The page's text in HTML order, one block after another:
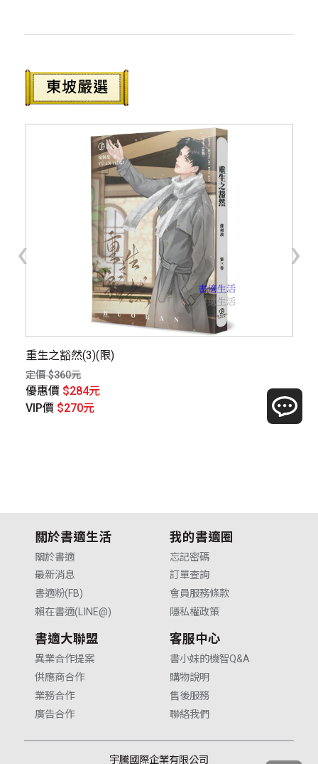
重生之豁然(3)(限)
定價 $360元
優惠價 $284元
VIP價 $270元
‹ ›
關於書適生活
關於書適
最新消息
書適粉(FB)
賴在書適(LINE@)
我的書適圈
忘記密碼
訂單查詢
會員服務條款
隱私權政策
書適大聯盟
異業合作提案
供應商合作
業務合作
廣告合作
客服中心
書小妹的機智Q&A
購物說明
售後服務
聯絡我們
宇騰國際企業有限公司